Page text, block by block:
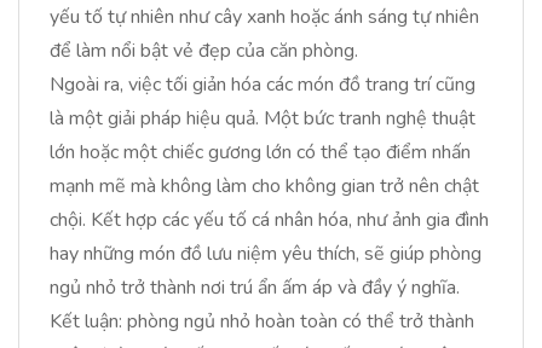
yếu tố tự nhiên như cây xanh hoặc ánh sáng tự nhiên
để làm nổi bật vẻ đẹp của căn phòng.
Ngoài ra, việc tối giản hóa các món đồ trang trí cũng
là một giải pháp hiệu quả. Một bức tranh nghệ thuật
lớn hoặc một chiếc gương lớn có thể tạo điểm nhấn
mạnh mẽ mà không làm cho không gian trở nên chật
chội. Kết hợp các yếu tố cá nhân hóa, như ảnh gia đình
hay những món đồ lưu niệm yêu thích, sẽ giúp phòng
ngủ nhỏ trở thành nơi trú ẩn ấm áp và đầy ý nghĩa.
Kết luận: phòng ngủ nhỏ hoàn toàn có thể trở thành